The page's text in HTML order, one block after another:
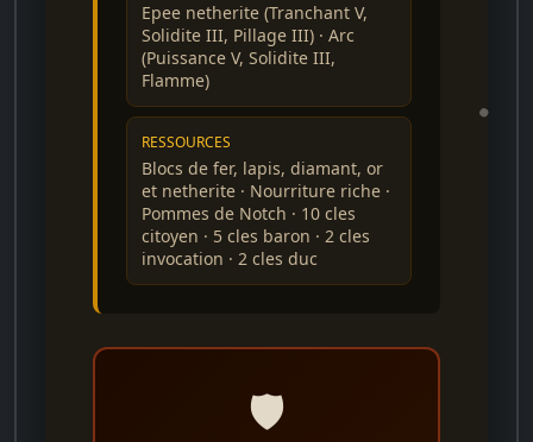
Epee netherite (Tranchant V,
Solidite III, Pillage III) · Arc
(Puissance V, Solidite III,
Flamme)
RESSOURCES
Blocs de fer, lapis, diamant, or
et netherite · Nourriture riche ·
Pommes de Notch · 10 cles
citoyen · 5 cles baron · 2 cles
invocation · 2 cles duc
🛡️